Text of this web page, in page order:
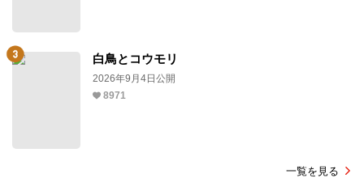
白鳥とコウモリ
2026年9月4日公開
8971
一覧を見る